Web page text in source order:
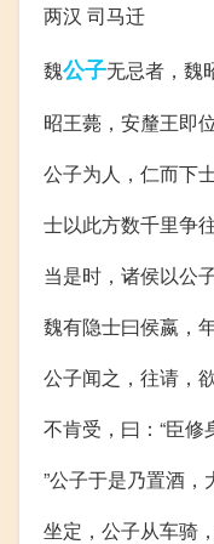
两汉 司马迁
魏公子无忌者，魏
昭王薨，安釐王即
公子为人，仁而下
士以此方数千里争
当是时，诸侯以公
魏有隐士曰侯嬴，
公子闻之，往请，
不肯受，曰：“臣修
”公子于是乃置酒，
坐定，公子从车骑